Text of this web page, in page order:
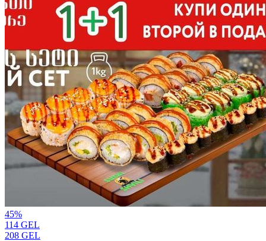
45%
114 GEL
208 GEL